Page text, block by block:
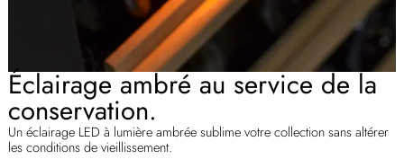
Éclairage ambré au service de la
conservation.
Un éclairage LED à lumière ambrée sublime votre collection sans altérer
les conditions de vieillissement.